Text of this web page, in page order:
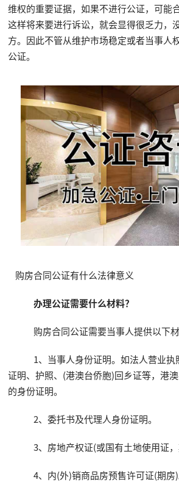
维权的重要证据，如果不进行公证，可能
这样将来要进行诉讼，就会显得很乏力，
方。因此不管从维护市场稳定或者当事人
公证。
购房合同公证有什么法律意义
办理公证需要什么材料？
购房合同公证需要当事人提供以下材
1、当事人身份证明。如法人营业执
证明、护照、(港澳台侨胞)回乡证等，港
的身份证明。
2、委托书及代理人身份证明。
3、房地产权证(或国有土地使用证，
4、内(外)销商品房预售许可证(期房)